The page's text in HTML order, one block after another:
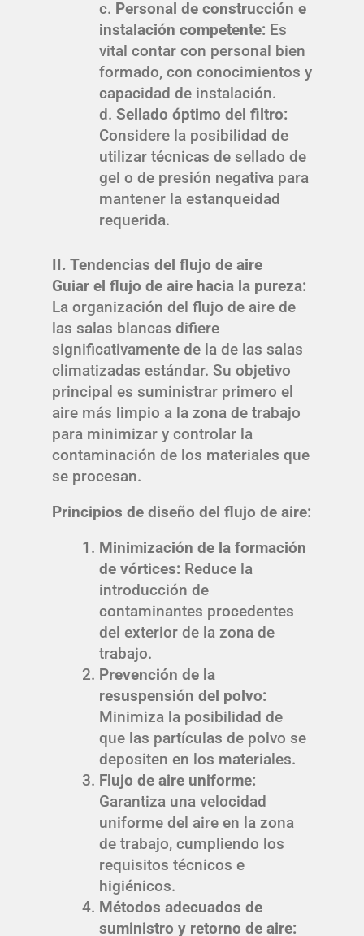
c. Personal de construcción e
instalación competente: Es
vital contar con personal bien
formado, con conocimientos y
capacidad de instalación.
d. Sellado óptimo del filtro:
Considere la posibilidad de
utilizar técnicas de sellado de
gel o de presión negativa para
mantener la estanqueidad
requerida.
II. Tendencias del flujo de aire
Guiar el flujo de aire hacia la pureza:
La organización del flujo de aire de
las salas blancas difiere
significativamente de la de las salas
climatizadas estándar. Su objetivo
principal es suministrar primero el
aire más limpio a la zona de trabajo
para minimizar y controlar la
contaminación de los materiales que
se procesan.
Principios de diseño del flujo de aire:
Minimización de la formación
de vórtices: Reduce la
introducción de
contaminantes procedentes
del exterior de la zona de
trabajo.
Prevención de la
resuspensión del polvo:
Minimiza la posibilidad de
que las partículas de polvo se
depositen en los materiales.
Flujo de aire uniforme:
Garantiza una velocidad
uniforme del aire en la zona
de trabajo, cumpliendo los
requisitos técnicos e
higiénicos.
Métodos adecuados de
suministro y retorno de aire: